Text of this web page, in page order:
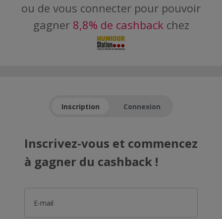
ou de vous connecter pour pouvoir
gagner 8,8% de cashbackchez
Inscription Connexion
Inscrivez-vous et commencez
à gagner du cashback !
E-mail